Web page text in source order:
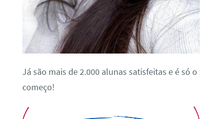
Já são mais de 2.000 alunas satisfeitas e é só o
começo!